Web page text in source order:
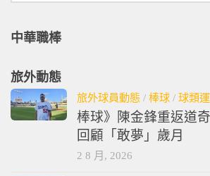
中華職棒
旅外動態
旅外球員動態 / 棒球 / 球類
棒球》陳金鋒重返道
回顧「敢夢」歲月
2 8 月, 2026